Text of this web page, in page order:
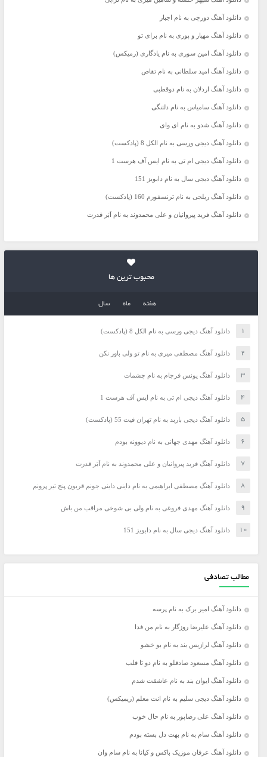
دانلود آهنگ دورچی به نام اجبار
دانلود آهنگ مهیار و پوری به نام برای تو
دانلود آهنگ امین سوری به نام یادگاری (رمیکس)
دانلود آهنگ امید سلطانی به نام تقاص
دانلود آهنگ اردلان به نام دوقطبی
دانلود آهنگ سامیاس به نام دلتنگی
دانلود آهنگ شدو به نام ای وای
دانلود آهنگ دیجی ورسی به نام الکل 8 (پادکست)
دانلود آهنگ دیجی ام تی به نام ایس آف هرست 1
دانلود آهنگ دیجی سال به نام دابویز 151
دانلود آهنگ ریلجی به نام ترنسفورم 160 (پادکست)
دانلود آهنگ فرید پیروانیان و علی محمدوند به نام اَبَر قدرت
محبوب ترین ها
هفته ماه سال
دانلود آهنگ دیجی ورسی به نام الکل 8 (پادکست)
دانلود آهنگ مصطفی میری به نام تو ولی باور نکن
دانلود آهنگ یونس فرجام به نام چشمات
دانلود آهنگ دیجی ام تی به نام ایس آف هرست 1
دانلود آهنگ دیجی باربد به نام تهران فیت 55 (پادکست)
دانلود آهنگ مهدی جهانی به نام دیوونه بودم
دانلود آهنگ فرید پیروانیان و علی محمدوند به نام اَبَر قدرت
دانلود آهنگ مصطفی ابراهیمی به نام داینی داینی جونم قربون پنج تیر پرونم
دانلود آهنگ مهدی فروغی به نام ولی بی شوخی مراقب من باش
دانلود آهنگ دیجی سال به نام دابویز 151
مطالب تصادفی
دانلود آهنگ امیر برک به نام پرسه
دانلود آهنگ علیرضا روزگار به نام من فدا
دانلود آهنگ لرازیس بند به نام بو خشو
دانلود آهنگ مسعود صادقلو به نام دو تا قلب
دانلود آهنگ ایوان بند به نام عاشقت شدم
دانلود آهنگ دیجی سلیم به نام انت معلم (ریمیکس)
دانلود آهنگ علی رضاپور به نام حال خوب
دانلود آهنگ سام به نام بهت دل بسته بودم
دانلود آهنگ عرفان موزیک باکس و کیانا به نام سام وان